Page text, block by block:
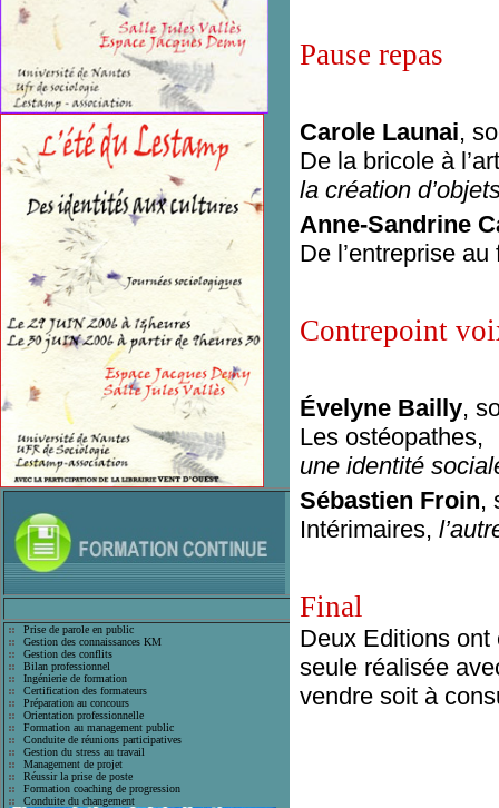
Prise de parole en public
Gestion des connaissances KM
Gestion des conflits
Bilan professionnel
Ingénierie de formation
Certification des formateurs
Préparation au concours
Orientation professionnelle
Formation au management public
Conduite de réunions participatives
Gestion du stress au travail
Management de projet
Réussir la prise de poste
Formation coaching de progression
Conduite du changement
Pause repas
Carole Launai,
De la bricole à
la création
Anne-Sandrine
De l’entreprise
Contrepoint
Évelyne Bailly,
Les ostéopathes,
une identité
Sébastien Froin,
Intérimaires,
Final
Deux Editions
seule réalisée
vendre soit à